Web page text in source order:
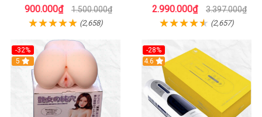
giá tốt
900.000₫ 1.500.000₫
(2,658)
Phê
2.990.000₫ 3.397.000₫
(2,657)
-32%
Hot
5
-28%
Hot
4.6